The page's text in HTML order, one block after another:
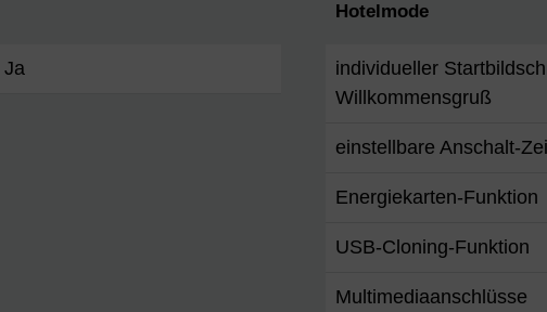
Ja
Hotelmode
individueller
Willkommensgruß
einstellbare Anschalt-
Energiekarten-Funktion
USB-Cloning-Funktion
Multimediaanschlüsse